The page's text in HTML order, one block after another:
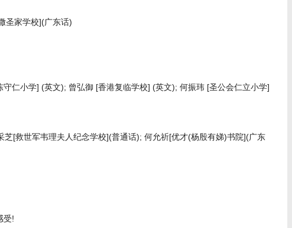
圣家学校](广东话)
仁小学] (英文); 曾弘御 [香港复临学校] (英文); 何振玮 [圣公会仁立小学]
芝[救世军韦理夫人纪念学校](普通话); 何允祈[优才(杨殷有娣)书院](广东
受!